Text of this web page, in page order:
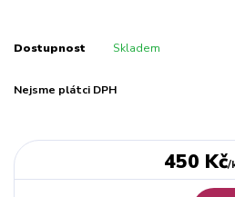
Dostupnost Skladem
Nejsme plátci DPH
450 Kč/